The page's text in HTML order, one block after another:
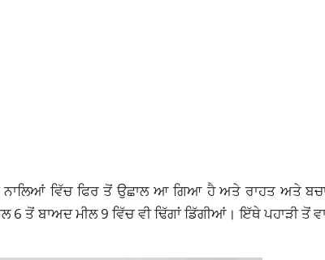
ਨਾਲਿਆਂ ਵਿੱਚ ਫਿਰ ਤੋਂ ਉਛਾਲ ਆ ਗਿਆ ਹੈ ਅਤੇ ਰਾਹਤ ਅਤੇ
ਤੋਂ ਬਾਅਦ ਮੀਲ 9 ਵਿੱਚ ਵੀ ਢਿੱਗਾਂ ਡਿੱਗੀਆਂ। ਇੱਥੇ ਪਹਾੜੀ ਤੋਂ